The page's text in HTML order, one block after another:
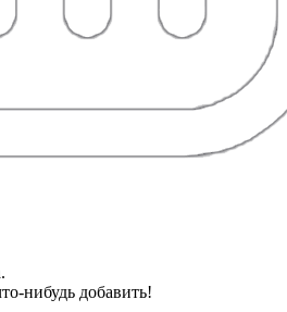
нибудь добавить!